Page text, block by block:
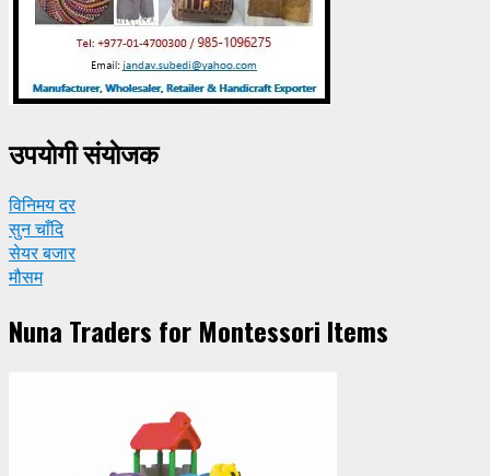
उपयाेगी संयाेजक
विनिमय दर
सुन चाँदि
सेयर बजार
मौसम
Nuna Traders for Montessori Items